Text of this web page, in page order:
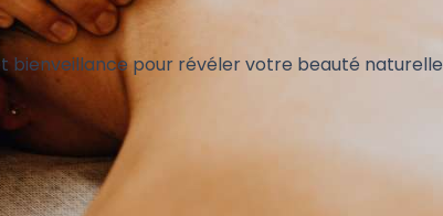
bienveillance pour révéler votre beauté naturelle